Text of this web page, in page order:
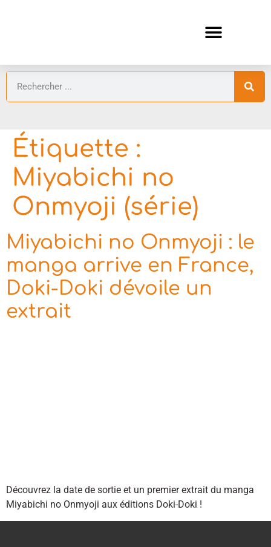
Étiquette :
Miyabichi no
Onmyoji (série)
Miyabichi no Onmyoji : le
manga arrive en France,
Doki-Doki dévoile un
extrait
Découvrez la date de sortie et un premier extrait du manga
Miyabichi no Onmyoji aux éditions Doki-Doki !